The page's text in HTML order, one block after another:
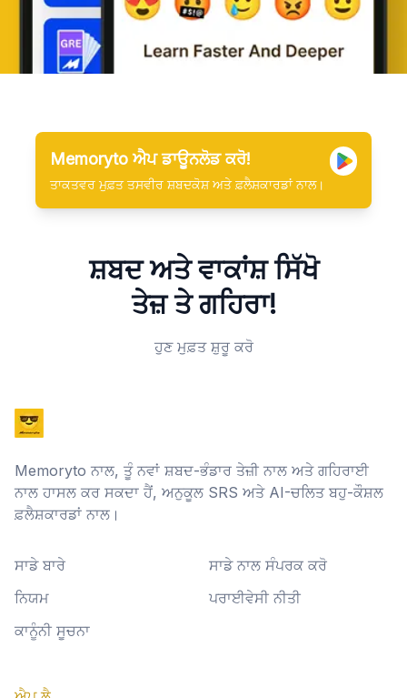
Memoryto ਐਪ ਡਾਊਨਲੋਡ ਕਰੋ!
ਤਾਕਤਵਰ ਮੁਫ਼ਤ ਤਸਵੀਰ ਸ਼ਬਦਕੋਸ਼ ਅਤੇ ਫ਼ਲੈਸ਼ਕਾਰਡਾਂ ਨਾਲ।
ਸ਼ਬਦ ਅਤੇ ਵਾਕਾਂਸ਼ ਸਿੱਖੋ
ਤੇਜ਼ ਤੇ ਗਹਿਰਾ!
ਹੁਣ ਮੁਫ਼ਤ ਸ਼ੁਰੂ ਕਰੋ
Memoryto ਨਾਲ, ਤੂੰ ਨਵਾਂ ਸ਼ਬਦ-ਭੰਡਾਰ ਤੇਜ਼ੀ ਨਾਲ ਅਤੇ ਗਹਿਰਾਈ
ਨਾਲ ਹਾਸਲ ਕਰ ਸਕਦਾ ਹੈਂ, ਅਨੁਕੂਲ SRS ਅਤੇ AI-ਚਲਿਤ ਬਹੁ-ਕੌਸ਼ਲ
ਫ਼ਲੈਸ਼ਕਾਰਡਾਂ ਨਾਲ।
ਸਾਡੇ ਬਾਰੇ
ਸਾਡੇ ਨਾਲ ਸੰਪਰਕ ਕਰੋ
ਨਿਯਮ
ਪਰਾਈਵੇਸੀ ਨੀਤੀ
ਕਾਨੂੰਨੀ ਸੂਚਨਾ